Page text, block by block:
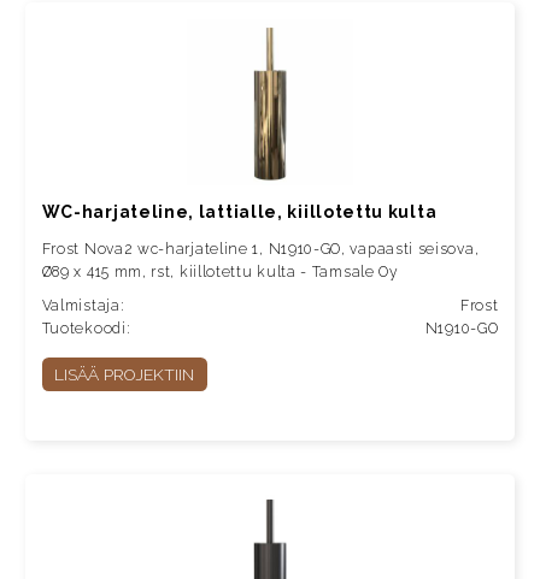
WC-harjateline, lattialle, kiillotettu kulta
Frost Nova2 wc-harjateline 1, N1910-GO, vapaasti seisova,
Ø89 x 415 mm, rst, kiillotettu kulta - Tamsale Oy
Valmistaja:
Frost
Tuotekoodi:
N1910-GO
LISÄÄ PROJEKTIIN